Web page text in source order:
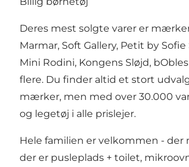
Deres mest solgte varer er
Marmar, Soft Gallery, Petit by Sofie
Mini Rodini, Kongens Sløjd,
flere. Du finder altid et stort
mærker, men med over 30.000
og legetøj i alle prislejer.
Hele familien er velkommen - der
der er pusleplads + toilet,